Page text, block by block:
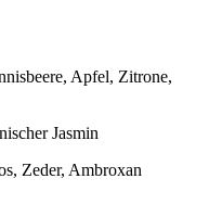
Apfel, Zitrone,
Jasmin
Zeder, Ambroxan